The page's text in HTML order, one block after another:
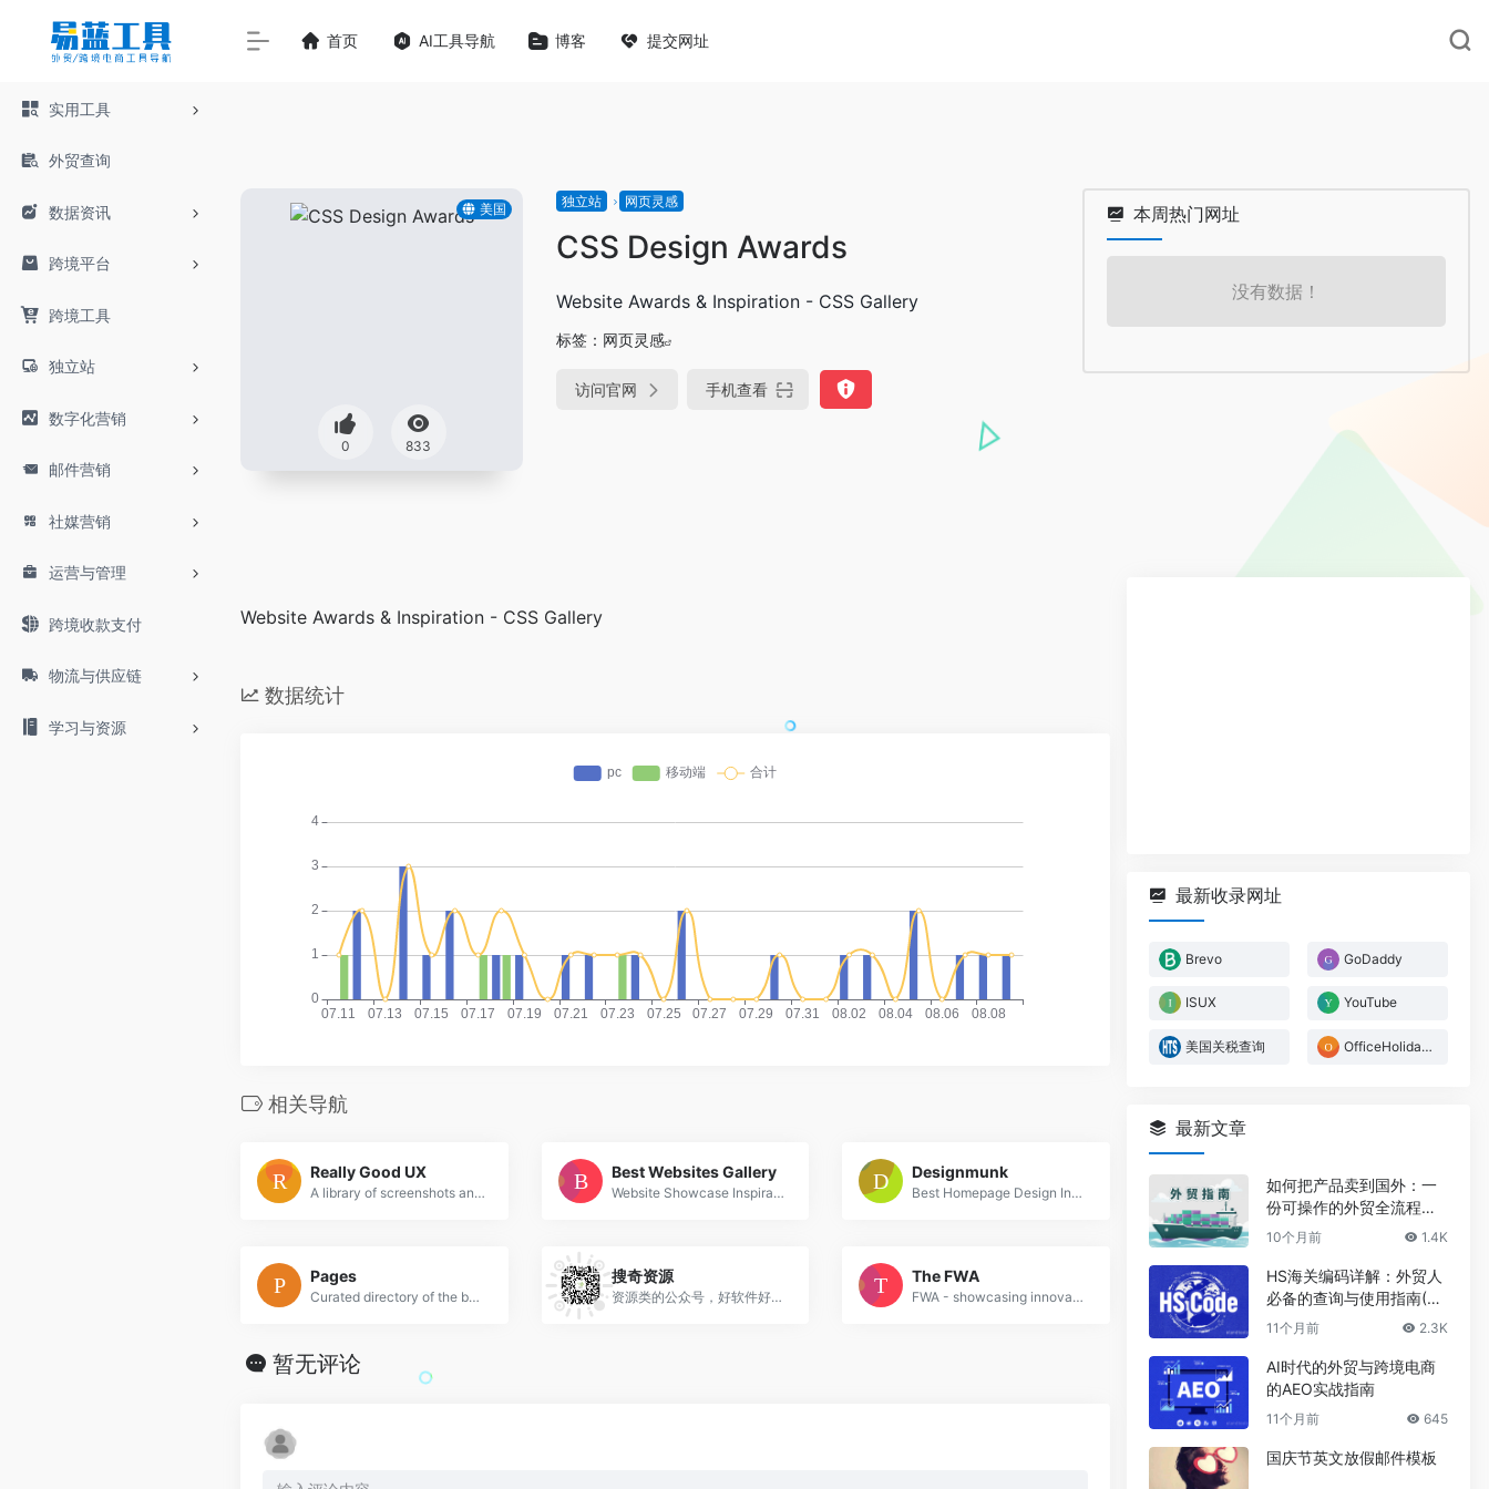
实用工具
外贸查询
数据资讯
跨境平台
跨境工具
独立站
数字化营销
邮件营销
社媒营销
运营与管理
跨境收款支付
物流与供应链
学习与资源
首页 AI工具导航 博客 提交网址
美国
0 833
独立站 网页灵感
CSS Design Awards
Website Awards & Inspiration - CSS Gallery
标签： 网页灵感
访问官网 手机查看
本周热门网址
没有数据！
Website Awards & Inspiration - CSS Gallery
数据统计
相关导航
Really Good UX
A library of screenshots and examples of really good UX. Brought to you by
Best Websites Gallery
Website Showcase Inspiration | Best Websites Gallery
Designmunk
Best Homepage Design Inspiration
Pages
Curated directory of the best Pages
搜奇资源
资源类的公众号，好软件好站点分享
The FWA
FWA - showcasing innovation every day since 2000
暂无评论
最新收录网址
Brevo GoDaddy
ISUX YouTube
美国关税查询 OfficeHolidays
最新文章
如何把产品卖到国外：一
份可操作的外贸全流程指
南2025
10个月前 1.4K
HS海关编码详解：外贸人
必备的查询与使用指南(20
25)
11个月前 2.3K
AI时代的外贸与跨境电商
的AEO实战指南
11个月前 645
国庆节英文放假邮件模板